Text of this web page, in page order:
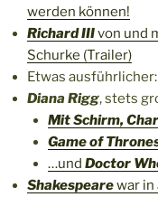
werden können!
Richard IIIvon und
Schurke (Trailer)
Etwas ausführlicher:
Diana Rigg, stets
Mit Schirm,
Game of
…und Doctor
Shakespearewar in